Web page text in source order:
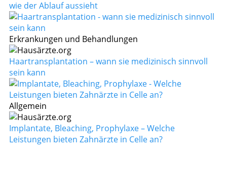
wie der Ablauf aussieht
Erkrankungen und Behandlungen
Haartransplantation – wann sie medizinisch sinnvoll
sein kann
Allgemein
Implantate, Bleaching, Prophylaxe – Welche
Leistungen bieten Zahnärzte in Celle an?